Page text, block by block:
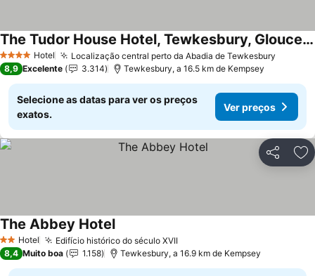
4 EstrelasHotel Localização central perto da Abadia de Tewkesbury
The Tudor House Hotel, Tewkesbury, Gloucestershire - The Coaching Inn Group
8,9 Excelente 3.314 Tewkesbury, a 16.5 km de Kempsey
Selecione as datas para ver os preços
exatos.
Ver preços
Partilhar
2 Estrelas
Hotel Edifício histórico do século XVII
The Abbey Hotel
8,4 Muito boa 1.158 Tewkesbury, a 16.9 km de Kempsey